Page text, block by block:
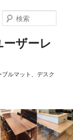
ザーレ
ルマット、デスク
索